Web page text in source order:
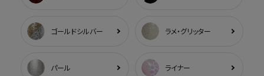
ゴールドシルバー ラメ・グリッター
パール ライナー